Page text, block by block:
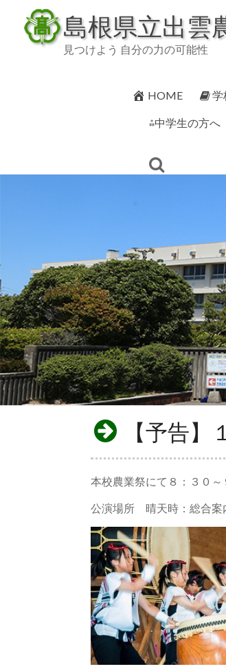
content
島根県立出雲
見つけよう 自分の力の可能性
HOME 学
⁂中学生の方へ
【予告
本校農業祭にて８：３０
公演場所 晴天時：総合